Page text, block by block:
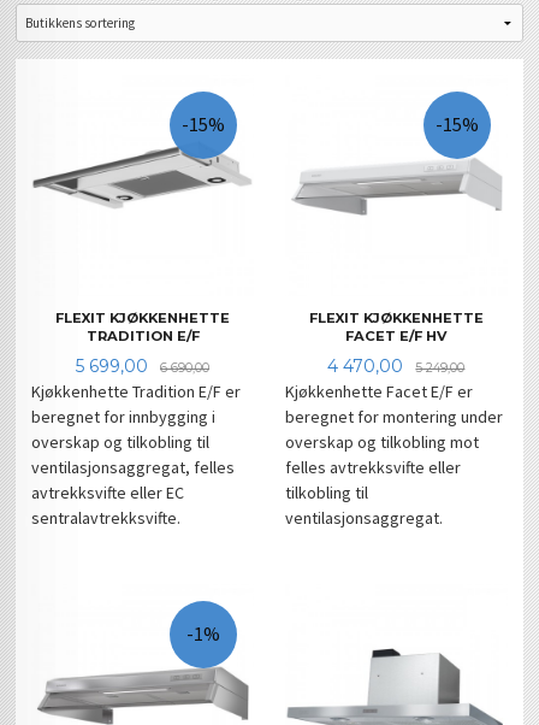
FLEXIT KJØKKENHETTE
TRADITION E/F
Tilbud
5 699,00 6 690,00Rabatt
-15%
Kjøkkenhette Tradition E/F er
beregnet for innbygging i
overskap og tilkobling til
ventilasjonsaggregat, felles
avtrekksvifte eller EC
sentralavtrekksvifte.
FLEXIT KJØKKENHETTE
FACET E/F HV
Tilbud
4 470,00 5 249,00Rabatt
-15%
Kjøkkenhette Facet E/F er
beregnet for montering under
overskap og tilkobling mot
felles avtrekksvifte eller
tilkobling til
ventilasjonsaggregat.
-1%